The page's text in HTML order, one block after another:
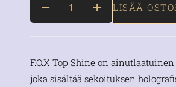
LISÄÄ
F.O.X Top Shine on
joka sisältää sekoituksen